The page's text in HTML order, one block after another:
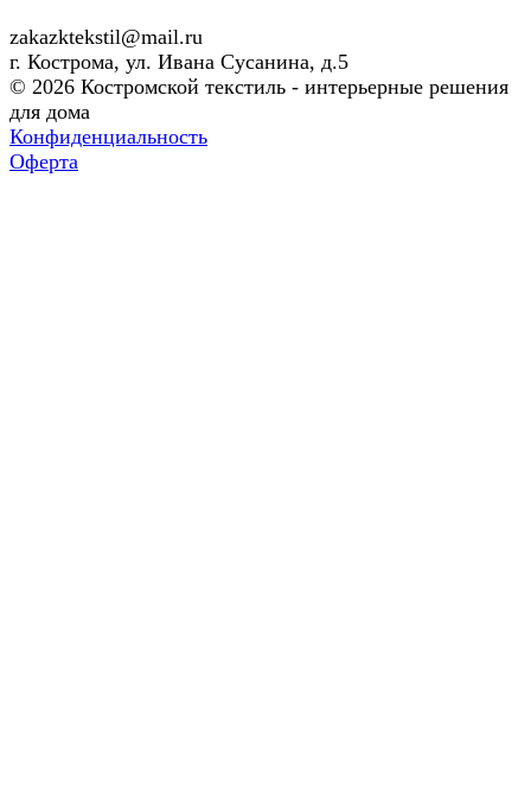
zakazktekstil@mail.ru
г. Кострома, ул. Ивана Сусанина, д.5
© 2026 Костромской текстиль - интерьерные решения
для дома
Конфиденциальность
Оферта